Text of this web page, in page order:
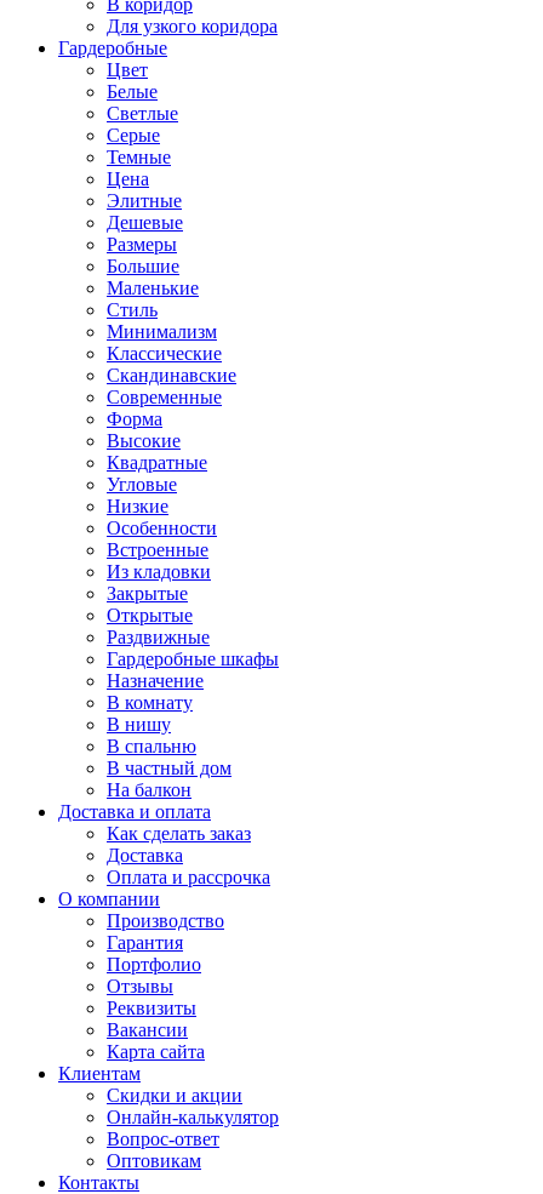
В коридор
Для узкого коридора
Гардеробные
Цвет
Белые
Светлые
Серые
Темные
Цена
Элитные
Дешевые
Размеры
Большие
Маленькие
Стиль
Минимализм
Классические
Скандинавские
Современные
Форма
Высокие
Квадратные
Угловые
Низкие
Особенности
Встроенные
Из кладовки
Закрытые
Открытые
Раздвижные
Гардеробные шкафы
Назначение
В комнату
В нишу
В спальню
В частный дом
На балкон
Доставка и оплата
Как сделать заказ
Доставка
Оплата и рассрочка
О компании
Производство
Гарантия
Портфолио
Отзывы
Реквизиты
Вакансии
Карта сайта
Клиентам
Скидки и акции
Онлайн-калькулятор
Вопрос-ответ
Оптовикам
Контакты